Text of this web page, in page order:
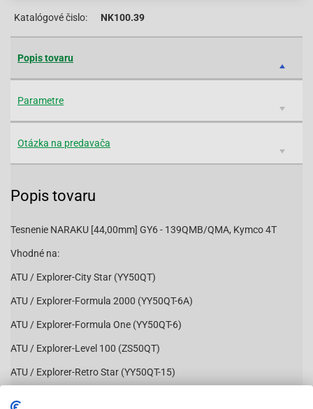
Katalógové čislo: NK100.39
Popis tovaru
Parametre
Otázka na predavača
Popis tovaru
Tesnenie NARAKU [44,00mm] GY6 - 139QMB/QMA, Kymco 4T
Vhodné na:
ATU / Explorer-City Star (YY50QT)
ATU / Explorer-Formula 2000 (YY50QT-6A)
ATU / Explorer-Formula One (YY50QT-6)
ATU / Explorer-Level 100 (ZS50QT)
ATU / Explorer-Retro Star (YY50QT-15)